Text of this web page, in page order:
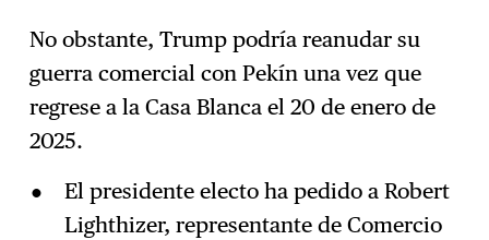
No obstante, Trump podría reanudar su
guerra comercial con Pekín una vez que
regrese a la Casa Blanca el 20 de enero de
2025.
El presidente electo ha pedido a Robert
Lighthizer, representante de Comercio